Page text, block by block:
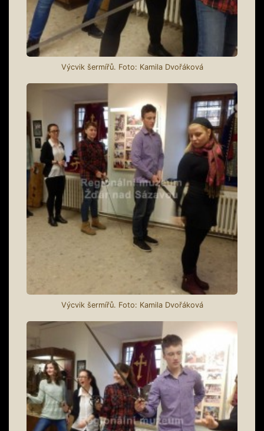
Výcvik šermířů. Foto: Kamila Dvořáková
Výcvik šermířů. Foto: Kamila Dvořáková